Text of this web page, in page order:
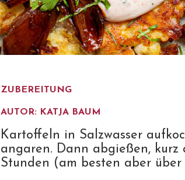
ZUBEREITUNG
AUTOR: KATJA BAUM
Kartoffeln in Salzwasser
angaren. Dann abgießen, kurz
Stunden (am besten aber